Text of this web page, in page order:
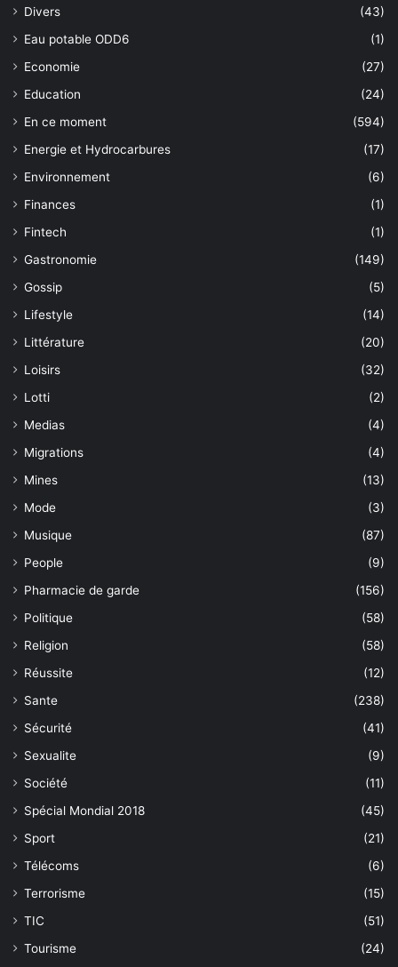
Divers
(43)
Eau potable ODD6
(1)
Economie
(27)
Education
(24)
En ce moment
(594)
Energie et Hydrocarbures
(17)
Environnement
(6)
Finances
(1)
Fintech
(1)
Gastronomie
(149)
Gossip
(5)
Lifestyle
(14)
Littérature
(20)
Loisirs
(32)
Lotti
(2)
Medias
(4)
Migrations
(4)
Mines
(13)
Mode
(3)
Musique
(87)
People
(9)
Pharmacie de garde
(156)
Politique
(58)
Religion
(58)
Réussite
(12)
Sante
(238)
Sécurité
(41)
Sexualite
(9)
Société
(11)
Spécial Mondial 2018
(45)
Sport
(21)
Télécoms
(6)
Terrorisme
(15)
TIC
(51)
Tourisme
(24)